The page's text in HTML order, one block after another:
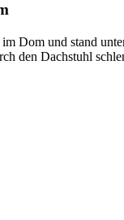
Dom und stand
den Dachstuhl